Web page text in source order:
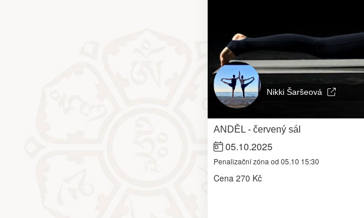
Nikki Šaršeová
ANDĚL - červený sál
05.10.2025
Penalizační zóna od 05.10 15:30
Cena 270 Kč